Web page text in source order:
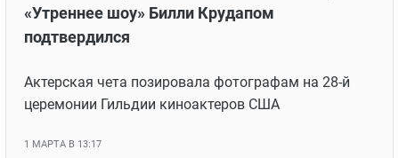
«Утреннее шоу» Билли Крудапом
подтвердился
Актерская чета позировала фотографам на 28-й
церемонии Гильдии киноактеров США
1 МАРТА В 13:17